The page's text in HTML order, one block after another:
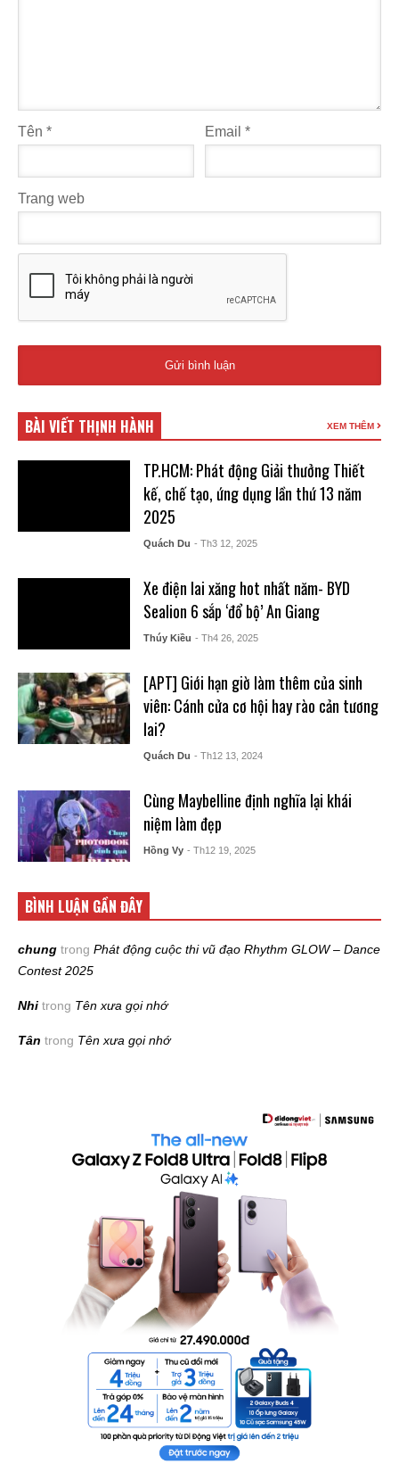
Tên * Email*
Trang web
BÀI VIẾT THỊNH HÀNH XEM THÊM
TP.HCM: Phát động Giải thưởng Thiết
kế, chế tạo, ứng dụng lần thứ 13 năm
2025
Quách Du - Th3 12, 2025
Xe điện lai xăng hot nhất năm- BYD
Sealion 6 sắp ‘đổ bộ’ An Giang
Thúy Kiều - Th4 26, 2025
[APT] Giới hạn giờ làm thêm của sinh
viên: Cánh cửa cơ hội hay rào cản tương
lai?
Quách Du - Th12 13, 2024
Cùng Maybelline định nghĩa lại khái
niệm làm đẹp
Hồng Vy - Th12 19, 2025
BÌNH LUẬN GẦN ĐÂY
chung trong Phát động cuộc thi vũ đạo Rhythm GLOW – Dance
Contest 2025
Nhi trong Tên xưa gọi nhớ
Tân trong Tên xưa gọi nhớ